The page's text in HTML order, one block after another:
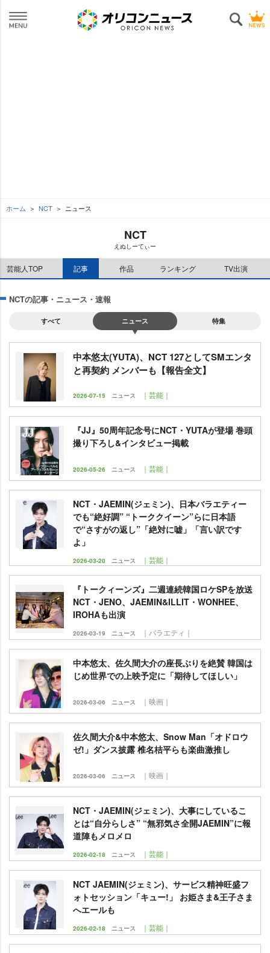
ホーム NCT ニュース
NCT
えぬしーてぃー
芸能人TOP 記事 作品 ランキング TV出演
NCTの記事・ニュース・速報
すべて ニュース 特集
中本悠太(YUTA)、NCT 127としてSMエンタ
と再契約 メンバーも【報告全文】
2026-07-15 ニュース ｜芸能｜
『JJ』50周年記念号にNCT・YUTAが登場 巻頭
撮り下ろし&インタビュー掲載
2026-05-26 ニュース ｜芸能｜
NCT・JAEMIN(ジェミン)、日本バラエティー
でも“絶好調” “トーククイーン”らに日本語
で“さすがの返し”「絶対に嘘」「言い訳です
よ」
2026-03-20 ニュース ｜芸能｜
『トークィーンズ』二週連続韓国ロケSPを放送
NCT・JENO、JAEMIN&ILLIT・WONHEE、
IROHAも出演
2026-03-19 ニュース ｜バラエティ｜
中本悠太、佐久間大介の座長ぶりを絶賛 韓国は
じめ世界での上映予定に「期待してほしい」
2026-03-06 ニュース ｜映画｜
佐久間大介&中本悠太、Snow Man「オドロウ
ゼ!」ダンス披露 椎名桔平らも楽曲激推し
2026-03-06 ニュース ｜映画｜
NCT・JAEMIN(ジェミン)、大事にしているこ
とは“自分らしさ” “無邪気さ全開JAEMIN”に報
道陣もメロメロ
2026-02-18 ニュース ｜芸能｜
NCT JAEMIN(ジェミン)、サービス精神旺盛フ
ォトセッション「キュー!」 お姫さま&王子さま
へエールも
2026-02-18 ニュース ｜芸能｜